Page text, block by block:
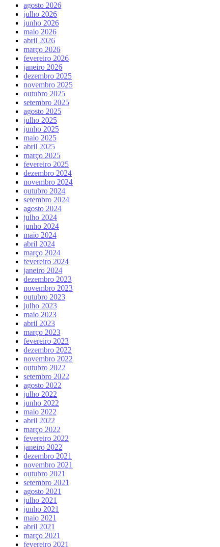
agosto 2026
julho 2026
junho 2026
maio 2026
abril 2026
março 2026
fevereiro 2026
janeiro 2026
dezembro 2025
novembro 2025
outubro 2025
setembro 2025
agosto 2025
julho 2025
junho 2025
maio 2025
abril 2025
março 2025
fevereiro 2025
dezembro 2024
novembro 2024
outubro 2024
setembro 2024
agosto 2024
julho 2024
junho 2024
maio 2024
abril 2024
março 2024
fevereiro 2024
janeiro 2024
dezembro 2023
novembro 2023
outubro 2023
julho 2023
maio 2023
abril 2023
março 2023
fevereiro 2023
dezembro 2022
novembro 2022
outubro 2022
setembro 2022
agosto 2022
julho 2022
junho 2022
maio 2022
abril 2022
março 2022
fevereiro 2022
janeiro 2022
dezembro 2021
novembro 2021
outubro 2021
setembro 2021
agosto 2021
julho 2021
junho 2021
maio 2021
abril 2021
março 2021
fevereiro 2021